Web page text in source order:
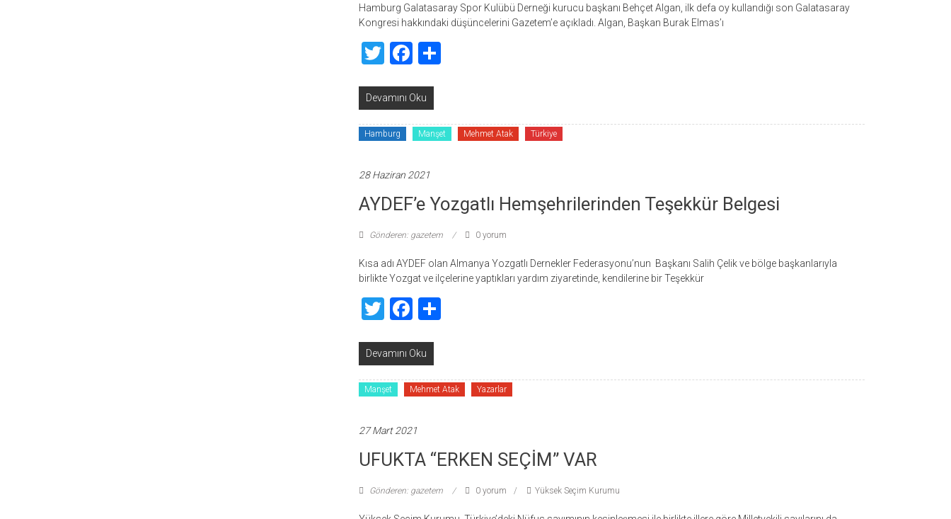
Hamburg Galatasaray Spor Kulübü Derneği kurucu başkanı Behçet Algan, ilk defa oy kullandığı son Galatasaray
Kongresi hakkındaki düşüncelerini Gazetem’e açıkladı. Algan, Başkan Burak Elmas’ı
TwitterFacebook
Devamını Oku
Hamburg Manşet Mehmet Atak Türkiye
28 Haziran 2021
AYDEF’e Yozgatlı Hemşehrilerinden Teşekkür Belgesi
Gönderen: gazetem 0 yorum
Kısa adı AYDEF olan Almanya Yozgatlı Dernekler Federasyonu’nun Başkanı Salih Çelik ve bölge başkanlarıyla
birlikte Yozgat ve ilçelerine yaptıkları yardım ziyaretinde, kendilerine bir Teşekkür
TwitterFacebook
Devamını Oku
Manşet Mehmet Atak Yazarlar
27 Mart 2021
UFUKTA “ERKEN SEÇİM” VAR
Gönderen: gazetem 0 yorum Yüksek Seçim Kurumu